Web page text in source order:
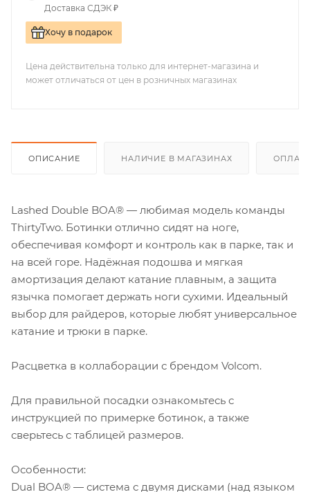
Доставка СДЭК ₽
Хочу в подарок
Цена действительна только для интернет-магазина и
может отличаться от цен в розничных магазинах
ОПИСАНИЕ НАЛИЧИЕ В МАГАЗИНАХ
Lashed Double BOA® — любимая модель команды
ThirtyTwo. Ботинки отлично сидят на ноге,
обеспечивая комфорт и контроль как в парке, так и
на всей горе. Надёжная подошва и мягкая
амортизация делают катание плавным, а защита
язычка помогает держать ноги сухими. Идеальный
выбор для райдеров, которые любят универсальное
катание и трюки в парке.
Расцветка в коллаборации с брендом Volcom.
Для правильной посадки ознакомьтесь с
инструкцией по примерке ботинок, а также
сверьтесь с таблицей размеров.
Особенности:
Dual BOA® — система с двумя дисками (над языком